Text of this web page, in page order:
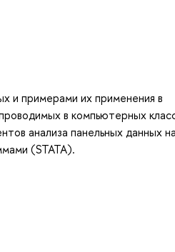
и примерами их применения в
в компьютерных
анализа панельных данных
(STATA).